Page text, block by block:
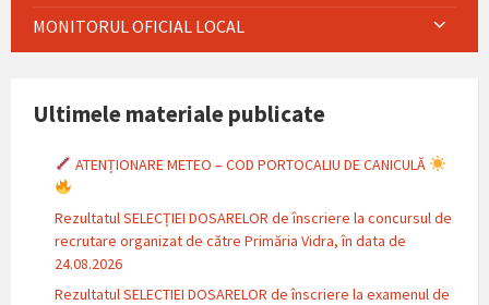
MONITORUL OFICIAL LOCAL
Ultimele materiale publicate
ATENȚIONARE METEO – COD PORTOCALIU DE CANICULĂ
Rezultatul SELECȚIEI DOSARELOR de înscriere la concursul de
recrutare organizat de către Primăria Vidra, în data de
24.08.2026
Rezultatul SELECTIEI DOSARELOR de înscriere la examenul de